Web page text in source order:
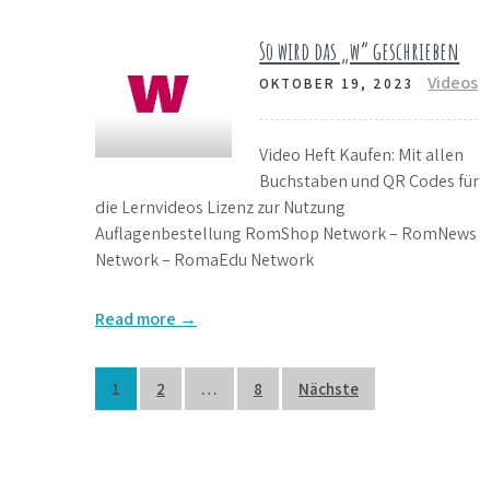
So wird das „w“ geschrieben
OKTOBER 19, 2023 Videos
Video Heft Kaufen: Mit allen
Buchstaben und QR Codes für
die Lernvideos Lizenz zur Nutzung
Auflagenbestellung RomShop Network – RomNews
Network – RomaEdu Network
Read more →
Beitragsnavigation
1 2 … 8 Nächste